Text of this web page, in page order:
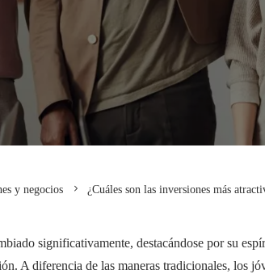
y negocios ¿Cuáles son las inversiones más
significativamente, destacándose por su
A diferencia de las maneras tradicionales, los